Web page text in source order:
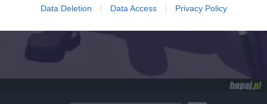
Data Deletion Data Access Privacy Policy